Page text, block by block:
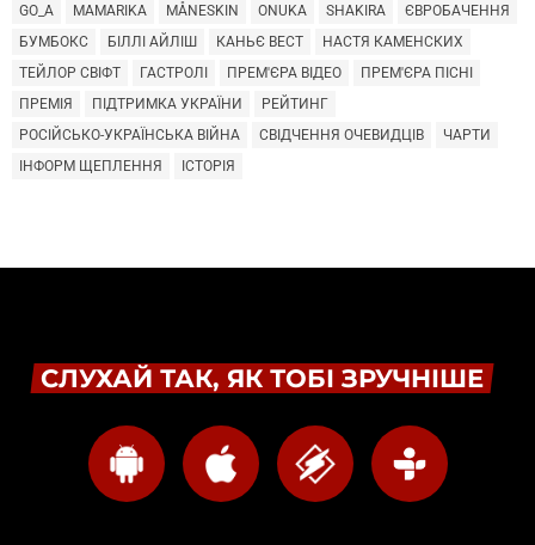
GO_A
MAMARIKA MÅNESKIN ONUKA SHAKIRA
ЄВРОБАЧЕННЯ
БУМБОКС
БІЛЛІ АЙЛІШ КАНЬЄ ВЕСТ
НАСТЯ КАМЕНСКИХ
ТЕЙЛОР СВІФТ
ГАСТРОЛІ ПРЕМ'ЄРА ВІДЕО
ПРЕМ'ЄРА ПІСНІ
ПРЕМІЯ
ПІДТРИМКА УКРАЇНИ
РЕЙТИНГ
РОСІЙСЬКО-УКРАЇНСЬКА ВІЙНА
СВІДЧЕННЯ ОЧЕВИДЦІВ
ЧАРТИ
ІНФОРМ ЩЕПЛЕННЯ
ІСТОРІЯ
СЛУХАЙ ТАК, ЯК ТОБІ ЗРУЧНІШЕ